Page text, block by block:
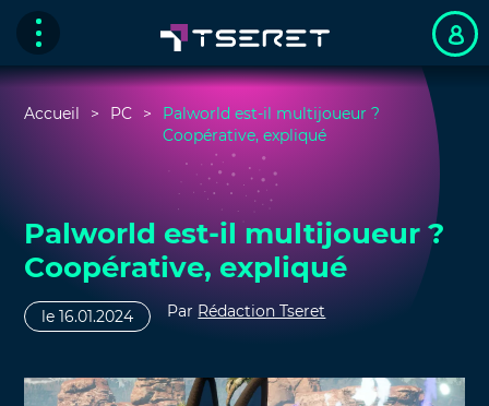
Accueil PC
Palworld est-il multijoueur ?
Coopérative, expliqué
Palworld est-il multijoueur ?
Coopérative, expliqué
le 16.01.2024 Par Rédaction Tseret